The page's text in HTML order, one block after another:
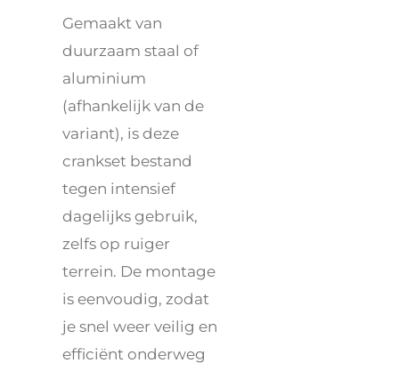
Gemaakt van
duurzaam staal of
aluminium
(afhankelijk van de
variant), is deze
crankset bestand
tegen intensief
dagelijks gebruik,
zelfs op ruiger
terrein. De montage
is eenvoudig, zodat
je snel weer veilig en
efficiënt onderweg